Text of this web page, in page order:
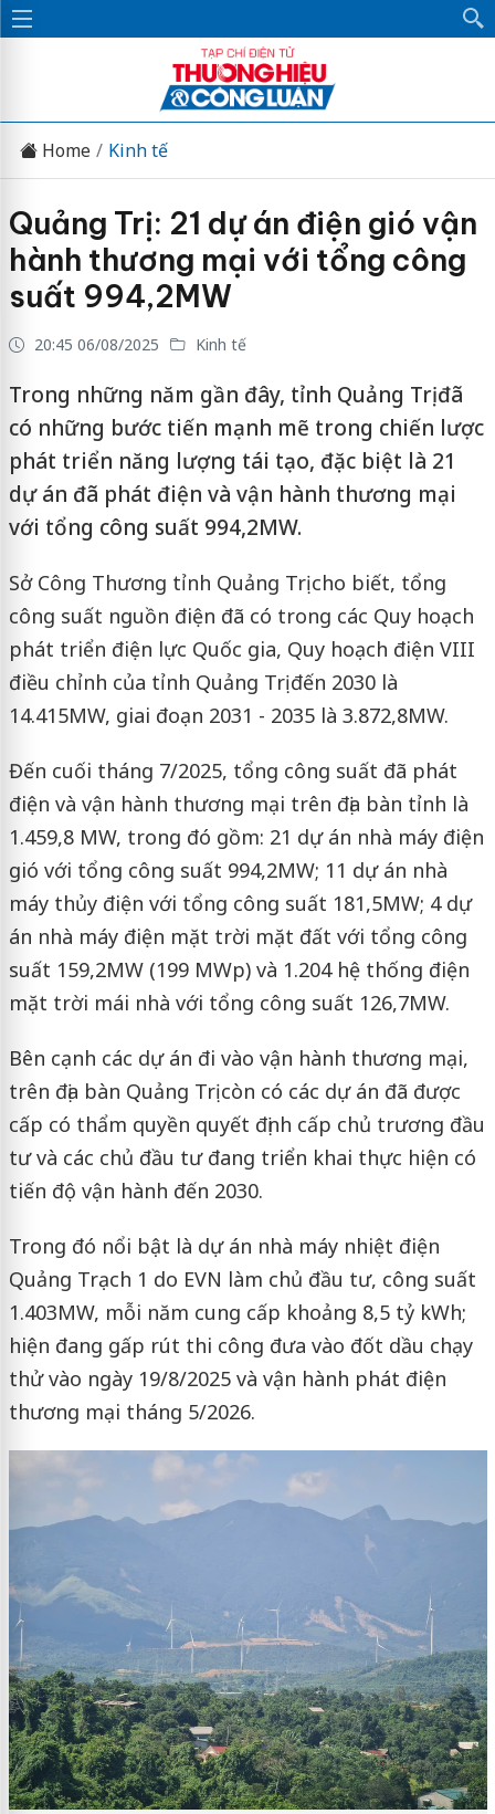
Home Kinh tế
Quảng Trị: 21 dự án điện gió vận
hành thương mại với tổng công
suất 994,2MW
20:45 06/08/2025 Kinh tế
Trong những năm gần đây, tỉnh Quảng Trị đã
có những bước tiến mạnh mẽ trong chiến lược
phát triển năng lượng tái tạo, đặc biệt là 21
dự án đã phát điện và vận hành thương mại
với tổng công suất 994,2MW.
Sở Công Thương tỉnh Quảng Trị cho biết, tổng
công suất nguồn điện đã có trong các Quy hoạch
phát triển điện lực Quốc gia, Quy hoạch điện VIII
điều chỉnh của tỉnh Quảng Trị đến 2030 là
14.415MW, giai đoạn 2031 - 2035 là 3.872,8MW.
Đến cuối tháng 7/2025, tổng công suất đã phát
điện và vận hành thương mại trên địa bàn tỉnh là
1.459,8 MW, trong đó gồm: 21 dự án nhà máy điện
gió với tổng công suất 994,2MW; 11 dự án nhà
máy thủy điện với tổng công suất 181,5MW; 4 dự
án nhà máy điện mặt trời mặt đất với tổng công
suất 159,2MW (199 MWp) và 1.204 hệ thống điện
mặt trời mái nhà với tổng công suất 126,7MW.
Bên cạnh các dự án đi vào vận hành thương mại,
trên địa bàn Quảng Trị còn có các dự án đã được
cấp có thẩm quyền quyết định cấp chủ trương đầu
tư và các chủ đầu tư đang triển khai thực hiện có
tiến độ vận hành đến 2030.
Trong đó nổi bật là dự án nhà máy nhiệt điện
Quảng Trạch 1 do EVN làm chủ đầu tư, công suất
1.403MW, mỗi năm cung cấp khoảng 8,5 tỷ kWh;
hiện đang gấp rút thi công đưa vào đốt dầu chạy
thử vào ngày 19/8/2025 và vận hành phát điện
thương mại tháng 5/2026.